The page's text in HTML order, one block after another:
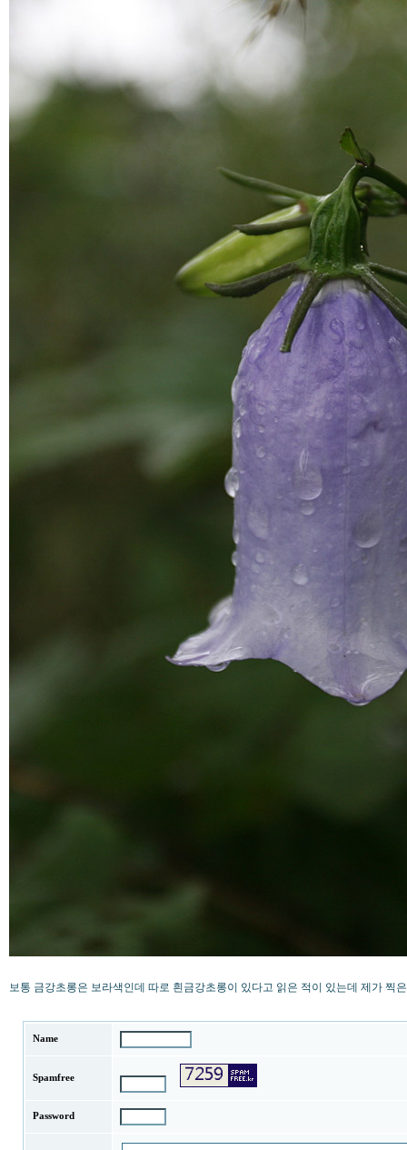
보통 금강초롱은 보라색인데 따로 흰금강초롱이 있다고 읽은 적이 있는데 제가 찍
Name
Spamfree
Password